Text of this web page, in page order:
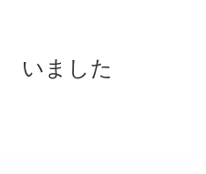
いました